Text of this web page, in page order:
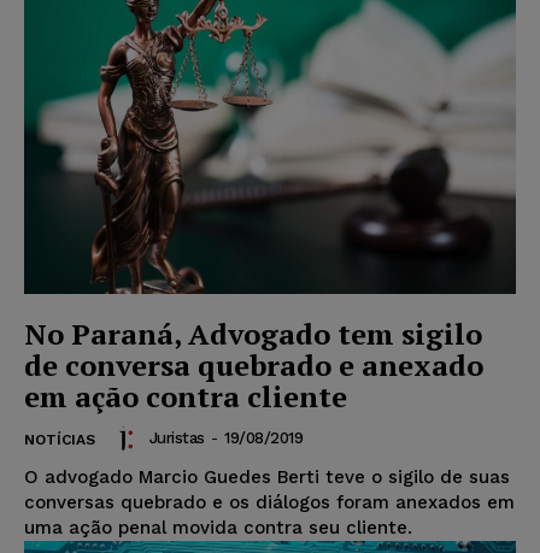
No Paraná, Advogado tem sigilo
de conversa quebrado e anexado
em ação contra cliente
NOTÍCIAS Juristas - 19/08/2019
O advogado Marcio Guedes Berti teve o sigilo de suas
conversas quebrado e os diálogos foram anexados em
uma ação penal movida contra seu cliente.